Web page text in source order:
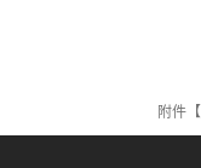
附件【